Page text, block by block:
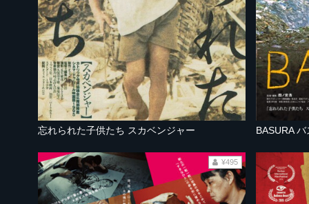
忘れられた子供たち スカベンジャー BASURA
¥495